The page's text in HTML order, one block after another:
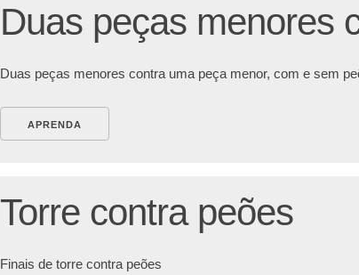
Duas peças menores
Duas peças menores contra uma peça menor, com e sem
APRENDA
Torre contra peões
Finais de torre contra peões